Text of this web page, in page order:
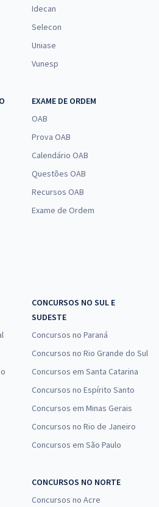
Idecan
Selecon
Uniase
Vunesp
EXAME DE ORDEM
OAB
Prova OAB
Calendário OAB
Questões OAB
Recursos OAB
Exame de Ordem
CONCURSOS NO SUL E
SUDESTE
Concursos no Paraná
Concursos no Rio Grande do Sul
Concursos em Santa Catarina
Concursos no Espírito Santo
Concursos em Minas Gerais
Concursos no Rio de Janeiro
Concursos em São Paulo
CONCURSOS NO NORTE
Concursos no Acre